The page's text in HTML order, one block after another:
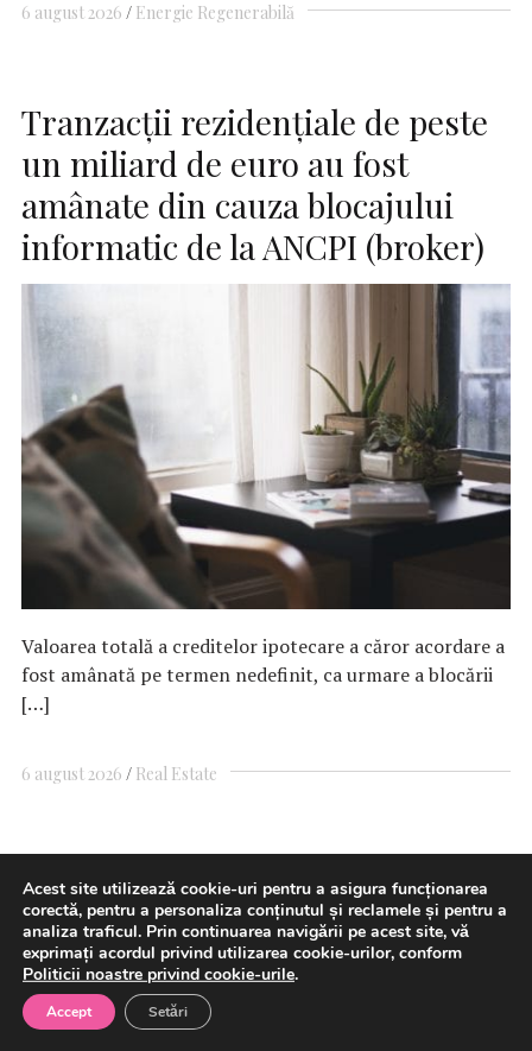
6 august 2026 Energie Regenerabilă
Tranzacţii rezidenţiale de peste
un miliard de euro au fost
amânate din cauza blocajului
informatic de la ANCPI (broker)
Valoarea totală a creditelor ipotecare a căror acordare a
fost amânată pe termen nedefinit, ca urmare a blocării
[…]
6 august 2026 Real Estate
Florin Cîțu: România a intrat în
recesiune la un an după
majorările de taxe. „Economia
vorbește de la sine”
Acest site utilizează cookie-uri pentru a asigura funcționarea
corectă, pentru a personaliza conținutul și reclamele și pentru a
analiza traficul. Prin continuarea navigării pe acest site, vă
exprimați acordul privind utilizarea cookie-urilor, conform
Politicii noastre privind cookie-urile.
Accept Setări